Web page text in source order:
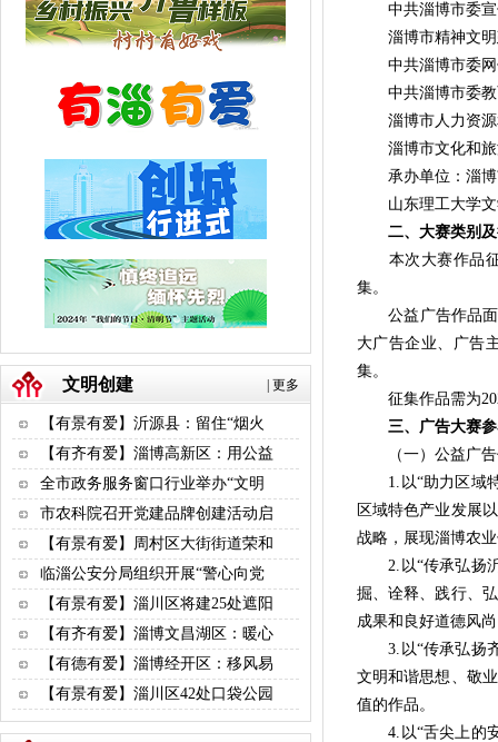
更多
文明创建
【有景有爱】沂源县：留住“烟火
【有齐有爱】淄博高新区：用公益
全市政务服务窗口行业举办“文明
市农科院召开党建品牌创建活动启
【有景有爱】周村区大街街道荣和
临淄公安分局组织开展“警心向党
【有景有爱】淄川区将建25处遮阳
【有齐有爱】淄博文昌湖区：暖心
【有德有爱】淄博经开区：移风易
【有景有爱】淄川区42处口袋公园
中共淄博市委宣
淄博市精神文明
中共淄博市委网
中共淄博市委教
淄博市人力资源
淄博市文化和旅
承办单位：淄博
山东理工大学文
二、大赛类别
本次大赛作品征
集。
公益广告作品面
大广告企业、广告
集。
征集作品需为
三、广告大赛
（一）公益广告
1.以“助力区域特
区域特色产业发展
战略，展现淄博农
2.以“传承弘扬沂
掘、诠释、践行、
成果和良好道德风
3.以“传承弘扬齐
文明和谐思想、敬
值的作品。
4.以“舌尖上的安